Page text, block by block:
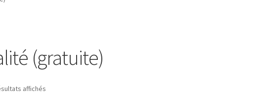
(gratuite)
affichés